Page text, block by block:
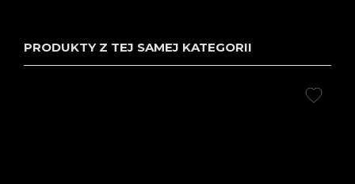
PRODUKTY Z TEJ SAMEJ KATEGORII